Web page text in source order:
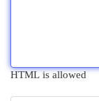
HTML is allowed